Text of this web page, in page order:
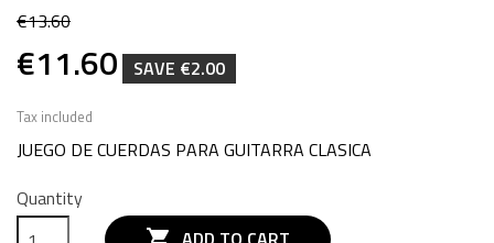
€13.60
€11.60 SAVE €2.00
Tax included
JUEGO DE CUERDAS PARA GUITARRA CLASICA
Quantity